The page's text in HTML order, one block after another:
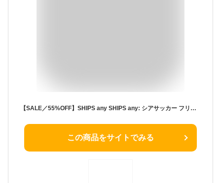
【SALE／55%OFF】SHIPS any SHIPS any: シアサッカー フリルカラー ノースリーブ ワンピース シップス ワンピース・ドレス ワンピース ネイビー パープル ホワイト
この商品をサイトでみる